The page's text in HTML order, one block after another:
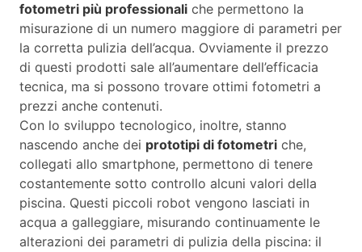
fotometri più professionali che permettono la
misurazione di un numero maggiore di parametri per
la corretta pulizia dell’acqua. Ovviamente il prezzo
di questi prodotti sale all’aumentare dell’efficacia
tecnica, ma si possono trovare ottimi fotometri a
prezzi anche contenuti.
Con lo sviluppo tecnologico, inoltre, stanno
nascendo anche dei prototipi di fotometri che,
collegati allo smartphone, permettono di tenere
costantemente sotto controllo alcuni valori della
piscina. Questi piccoli robot vengono lasciati in
acqua a galleggiare, misurando continuamente le
alterazioni dei parametri di pulizia della piscina: il